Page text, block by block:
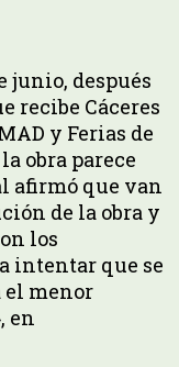
junio, después
recibe Cáceres
y Ferias de
obra parece
afirmó que van
de la obra y
los
intentar que se
el menor
en